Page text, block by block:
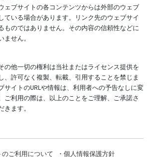
ェブサイトの各コンテンツからは外部のウェブ
ている場合があります。リンク先のウェブサイ
ものではありません。その内容の信頼性などに
せん。
の他一切の権利は当社またはライセンス提供を
、許可なく複製、転載、引用することを禁じま
サイトのURLや情報は、利用者への予告なしに変
ご利用の際は、以上のことをご理解、ご承諾さ
ます。
のご利用について ・ 個人情報保護方針